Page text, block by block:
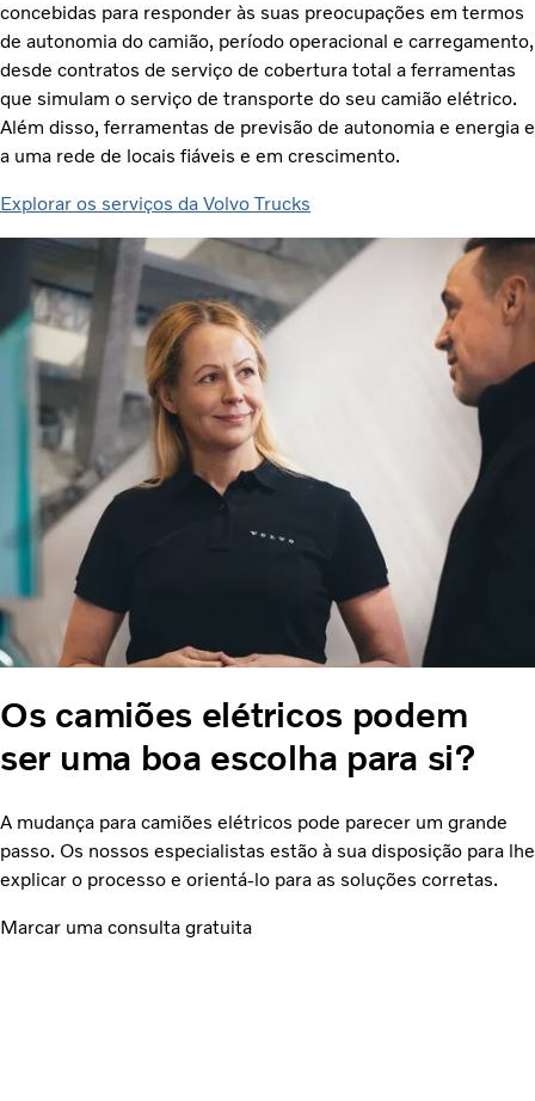
concebidas para responder às suas preocupações em termos
de autonomia do camião, período operacional e carregamento,
desde contratos de serviço de cobertura total a ferramentas
que simulam o serviço de transporte do seu camião elétrico.
Além disso, ferramentas de previsão de autonomia e energia e
a uma rede de locais fiáveis e em crescimento.
Explorar os serviços da Volvo Trucks
Os camiões elétricos podem
ser uma boa escolha para si?
A mudança para camiões elétricos pode parecer um grande
passo. Os nossos especialistas estão à sua disposição para lhe
explicar o processo e orientá-lo para as soluções corretas.
Marcar uma consulta gratuita